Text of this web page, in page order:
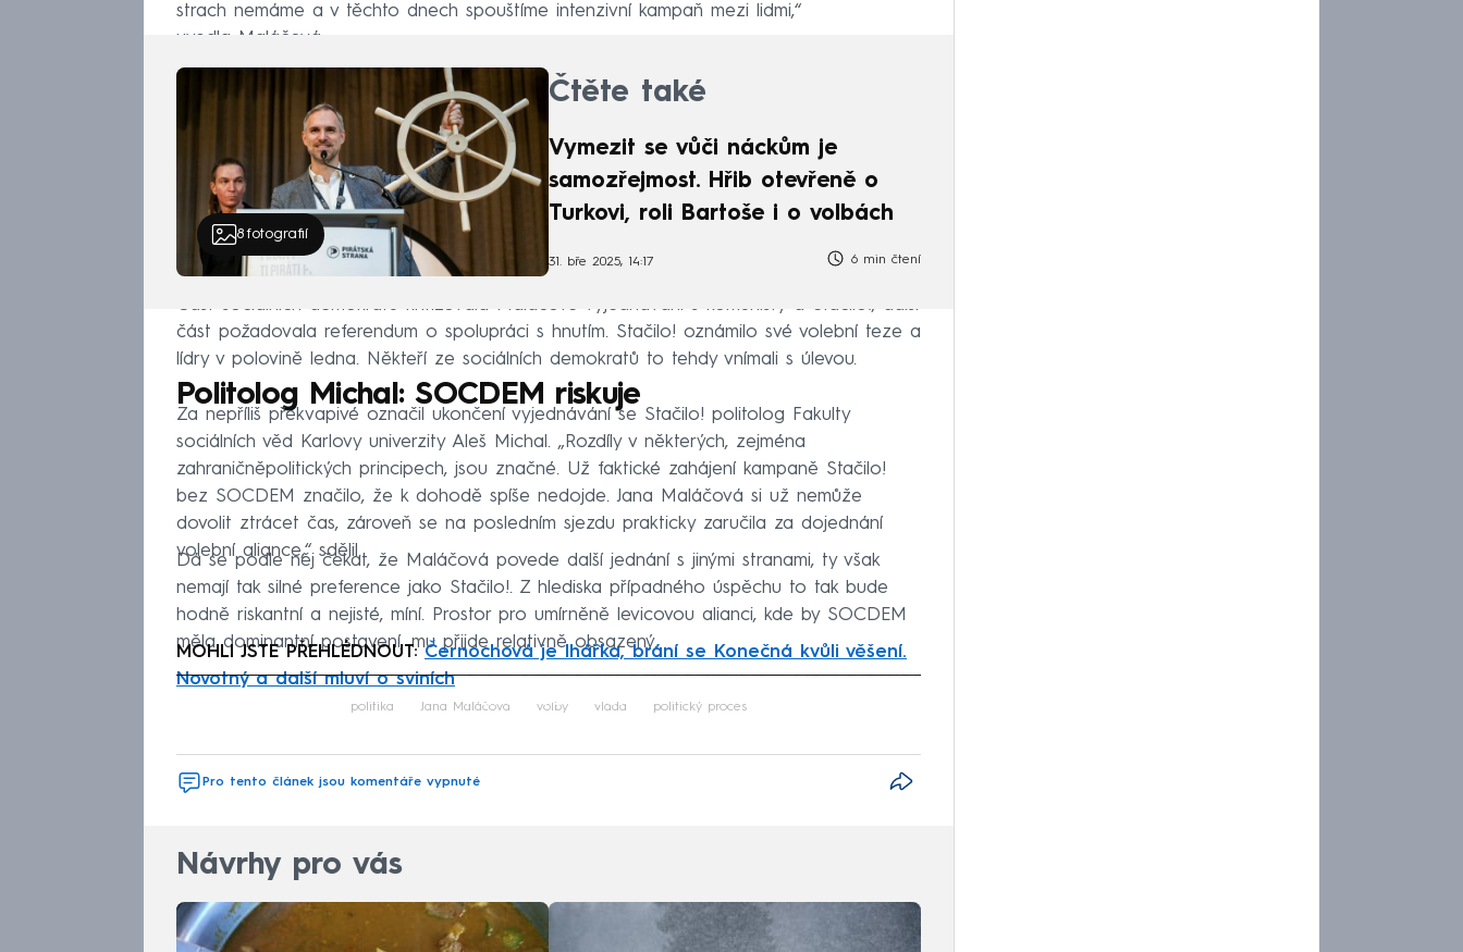
strach nemáme a v těchto dnech spouštíme intenzivní kampaň mezi lidmi,“
uvedla Maláčová.
8fotografií
Čtěte také
Vymezit se vůči náckům je
samozřejmost. Hřib otevřeně o
Turkovi, roli Bartoše i o volbách
31. bře 2025, 14:17 6 min čtení
Část sociálních demokratů kritizovala Maláčové vyjednávání s komunisty a Stačilo!, další
část požadovala referendum o spolupráci s hnutím. Stačilo! oznámilo své volební teze a
lídry v polovině ledna. Někteří ze sociálních demokratů to tehdy vnímali s úlevou.
Politolog Michal: SOCDEM riskuje
Za nepříliš překvapivé označil ukončení vyjednávání se Stačilo! politolog Fakulty
sociálních věd Karlovy univerzity Aleš Michal. „Rozdíly v některých, zejména
zahraničněpolitických principech, jsou značné. Už faktické zahájení kampaně Stačilo!
bez SOCDEM značilo, že k dohodě spíše nedojde. Jana Maláčová si už nemůže
dovolit ztrácet čas, zároveň se na posledním sjezdu prakticky zaručila za dojednání
volební aliance,“ sdělil.
Dá se podle něj čekat, že Maláčová povede další jednání s jinými stranami, ty však
nemají tak silné preference jako Stačilo!. Z hlediska případného úspěchu to tak bude
hodně riskantní a nejisté, míní. Prostor pro umírněně levicovou alianci, kde by SOCDEM
měla dominantní postavení, mu přijde relativně obsazený.
MOHLI JSTE PŘEHLÉDNOUT:Černochová je lhářka, brání se Konečná kvůli věšení.
Novotný a další mluví o sviních
Failed to fetch
politika Jana Maláčová volby vláda politický proces
Pro tento článek jsou komentáře vypnuté
Návrhy pro vás